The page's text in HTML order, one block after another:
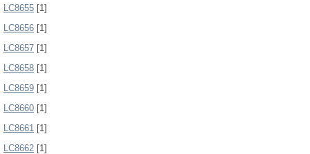
LC8655 [1]
LC8656 [1]
LC8657 [1]
LC8658 [1]
LC8659 [1]
LC8660 [1]
LC8661 [1]
LC8662 [1]